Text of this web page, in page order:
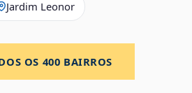
Jardim Leonor
OS 400 BAIRROS